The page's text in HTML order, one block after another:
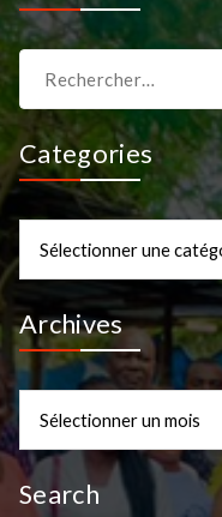
pour :
Categories
Archives
Search